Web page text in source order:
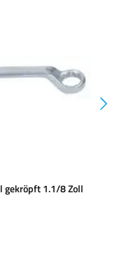
gekröpft 1.1/8 Zoll